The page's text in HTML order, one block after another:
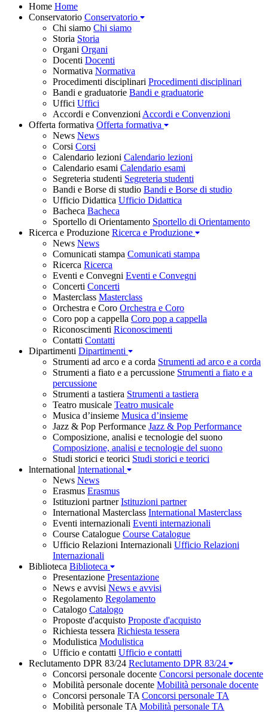
Home Home
Conservatorio Conservatorio
Chi siamo Chi siamo
Storia Storia
Organi Organi
Docenti Docenti
Normativa Normativa
Procedimenti disciplinari Procedimenti disciplinari
Bandi e graduatorie Bandi e graduatorie
Uffici Uffici
Accordi e Convenzioni Accordi e Convenzioni
Offerta formativa Offerta formativa
News News
Corsi Corsi
Calendario lezioni Calendario lezioni
Calendario esami Calendario esami
Segreteria studenti Segreteria studenti
Bandi e Borse di studio Bandi e Borse di studio
Ufficio Didattica Ufficio Didattica
Bacheca Bacheca
Sportello di Orientamento Sportello di Orientamento
Ricerca e Produzione Ricerca e Produzione
News News
Comunicati stampa Comunicati stampa
Ricerca Ricerca
Eventi e Convegni Eventi e Convegni
Concerti Concerti
Masterclass Masterclass
Orchestra e Coro Orchestra e Coro
Coro pop a cappella Coro pop a cappella
Riconoscimenti Riconoscimenti
Contatti Contatti
Dipartimenti Dipartimenti
Strumenti ad arco e a corda Strumenti ad arco e a corda
Strumenti a fiato e a percussione Strumenti a fiato e a
percussione
Strumenti a tastiera Strumenti a tastiera
Teatro musicale Teatro musicale
Musica d’insieme Musica d’insieme
Jazz & Pop Performance Jazz & Pop Performance
Composizione, analisi e tecnologie del suono
Composizione, analisi e tecnologie del suono
Studi storici e teorici Studi storici e teorici
lnternational lnternational
News News
Erasmus Erasmus
Istituzioni partner Istituzioni partner
International Masterclass International Masterclass
Eventi internazionali Eventi internazionali
Course Catalogue Course Catalogue
Ufficio Relazioni Internazionali Ufficio Relazioni
Internazionali
Biblioteca Biblioteca
Presentazione Presentazione
News e avvisi News e avvisi
Regolamento Regolamento
Catalogo Catalogo
Proposte d'acquisto Proposte d'acquisto
Richiesta tessera Richiesta tessera
Modulistica Modulistica
Ufficio e contatti Ufficio e contatti
Reclutamento DPR 83/24 Reclutamento DPR 83/24
Concorsi personale docente Concorsi personale docente
Mobilità personale docente Mobilità personale docente
Concorsi personale TA Concorsi personale TA
Mobilità personale TA Mobilità personale TA